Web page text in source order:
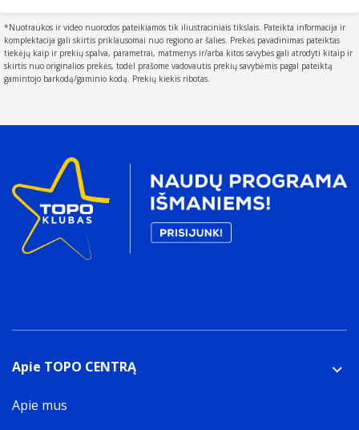
*Nuotraukos ir video nuorodos pateikiamos tik iliustraciniais tikslais. Pateikta informacija ir
komplektacija gali skirtis priklausomai nuo regiono ar šalies. Prekės pavadinimas pateiktas
tiekėjų kaip ir prekių spalva, parametrai, matmenys ir/arba kitos savybės gali atrodyti kitaip ir
skirtis nuo originalios prekės, todėl prašome vadovautis prekių savybėmis pagal pateiktą
gamintojo barkodą/gaminio kodą. Prekių kiekis ribotas.
Apie TOPO CENTRĄ
Apie mus